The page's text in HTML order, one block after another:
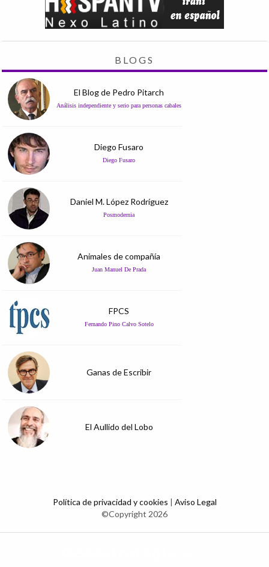
BLOGS
El Blog de Pedro Pitarch
Análisis independiente y serio para personas cabales
Diego Fusaro
Diego Fusaro
Daniel M. López Rodríguez
Posmodernia
Animales de compañía
Juan Manuel De Prada
FPCS
Fernando Pino Calvo Sotelo
Ganas de Escribir
El Aullido del Lobo
Política de privacidad y cookies | Aviso Legal
©Copyright 2026